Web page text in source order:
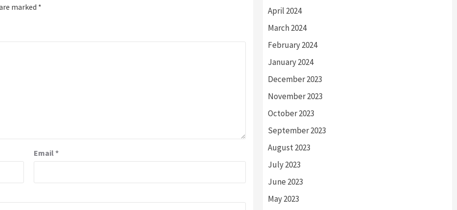
marked *
Email*
April 2024
March 2024
February 2024
January 2024
December 2023
November 2023
October 2023
September 2023
August 2023
July 2023
June 2023
May 2023